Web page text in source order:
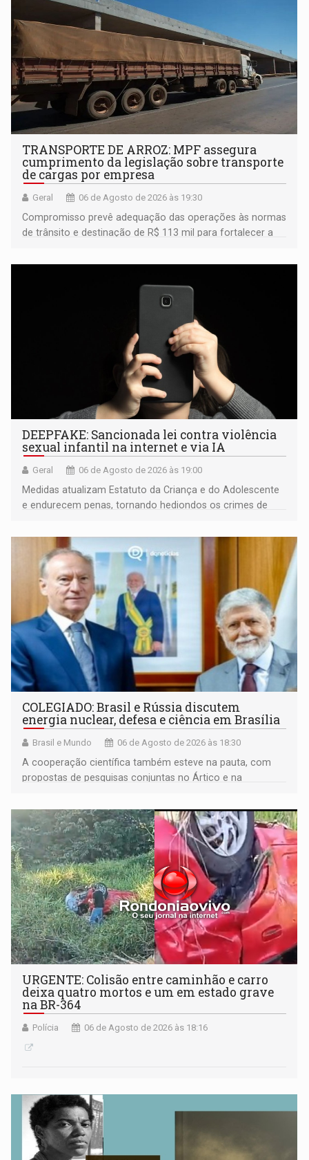
TRANSPORTE DE ARROZ: MPF assegura
cumprimento da legislação sobre transporte
de cargas por empresa
Geral 06 de Agosto de 2026 às 19:30
Compromisso prevê adequação das operações às normas
de trânsito e destinação de R$ 113 mil para fortalecer a
DEEPFAKE: Sancionada lei contra violência
sexual infantil na internet e via IA
Geral 06 de Agosto de 2026 às 19:00
Medidas atualizam Estatuto da Criança e do Adolescente
e endurecem penas, tornando hediondos os crimes de
COLEGIADO: Brasil e Rússia discutem
energia nuclear, defesa e ciência em Brasília
Brasil e Mundo 06 de Agosto de 2026 às 18:30
A cooperação científica também esteve na pauta, com
propostas de pesquisas conjuntas no Ártico e na
URGENTE: Colisão entre caminhão e carro
deixa quatro mortos e um em estado grave
na BR-364
Polícia 06 de Agosto de 2026 às 18:16